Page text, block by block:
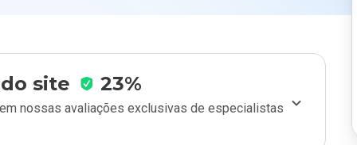
site 23%
nossas avaliações exclusivas de especialistas